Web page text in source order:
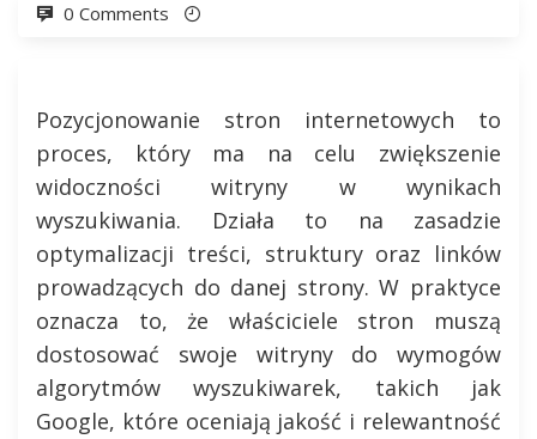
0 Comments
Pozycjonowanie stron internetowych to
proces, który ma na celu zwiększenie
widoczności witryny w wynikach
wyszukiwania. Działa to na zasadzie
optymalizacji treści, struktury oraz linków
prowadzących do danej strony. W praktyce
oznacza to, że właściciele stron muszą
dostosować swoje witryny do wymogów
algorytmów wyszukiwarek, takich jak
Google, które oceniają jakość i relewantność